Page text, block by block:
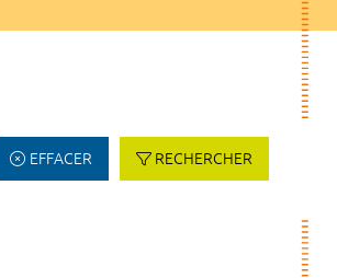
EFFACER RECHERCHER